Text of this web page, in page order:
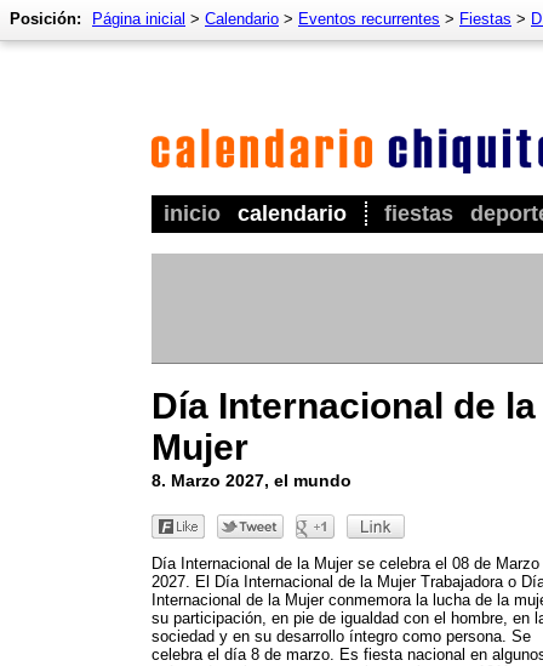
inicio calendario fiestas
Posición: Página inicial > Calendario > Eventos recurrentes > Fiestas >
Día Internacional de la
Mujer
8. Marzo 2027, el mundo
Día Internacional de la Mujer se celebra el 08 de Marzo
2027. El Día Internacional de la Mujer Trabajadora o
Internacional de la Mujer conmemora la lucha de la
su participación, en pie de igualdad con el hombre, en
sociedad y en su desarrollo íntegro como persona. Se
celebra el día 8 de marzo. Es fiesta nacional en